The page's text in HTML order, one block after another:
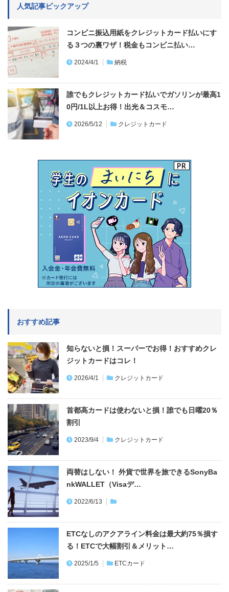
人気記事ピックアップ
コンビニ振込用紙をクレジットカード払いにす
る３つの裏ワザ！税金もコンビニ払い…
2024/4/1 納税
誰でもクレジットカード払いでガソリンが最高1
0円/1L以上お得！出光＆コスモ…
2026/5/12 クレジットカード
おすすめ記事
知らないと損！スーパーでお得！おすすめクレ
ジットカードはコレ！
2026/4/1 クレジットカード
首都高カードは使わないと損！誰でも日曜20％
割引
2023/9/4 クレジットカード
両替はしない！ 外貨で世界を旅できるSonyBa
nkWALLET（Visaデ…
2022/6/13
ETCなしのアクアライン料金は最大約75％損す
る！ETCで大幅割引＆メリット…
2025/1/5 ETCカード